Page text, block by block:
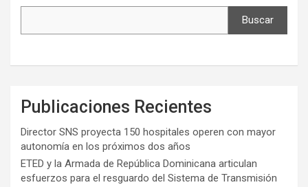
Buscar
Publicaciones Recientes
Director SNS proyecta 150 hospitales operen con mayor
autonomía en los próximos dos años
ETED y la Armada de República Dominicana articulan
esfuerzos para el resguardo del Sistema de Transmisión